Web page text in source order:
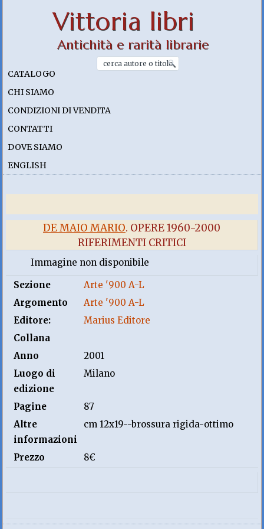
Vittoria libri
Antichità e rarità librarie
CATALOGO
CHI SIAMO
CONDIZIONI DI VENDITA
CONTATTI
DOVE SIAMO
ENGLISH
DE MAIO MARIO. OPERE 1960-2000
RIFERIMENTI CRITICI
Immagine non disponibile
Sezione
Arte '900 A-L
Argomento
Arte '900 A-L
Editore:
Marius Editore
Collana
Anno
2001
Luogo di
edizione
Milano
Pagine
87
Altre
informazioni
cm 12x19--brossura rigida-ottimo
Prezzo 8€